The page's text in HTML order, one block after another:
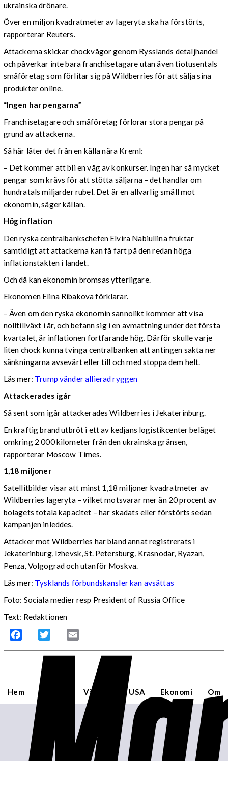
ukrainska drönare.
Över en miljon kvadratmeter av lageryta ska ha förstörts,
rapporterar Reuters.
Attackerna skickar chockvågor genom Rysslands detaljhandel
och påverkar inte bara franchisetagare utan även tiotusentals
småföretag som förlitar sig på Wildberries för att sälja sina
produkter online.
“Ingen har pengarna”
Franchisetagare och småföretag förlorar stora pengar på
grund av attackerna.
Så här låter det från en källa nära Kreml:
– Det kommer att bli en våg av konkurser. Ingen har så mycket
pengar som krävs för att stötta säljarna – det handlar om
hundratals miljarder rubel. Det är en allvarlig smäll mot
ekonomin, säger källan.
Hög inflation
Den ryska centralbankschefen Elvira Nabiullina fruktar
samtidigt att attackerna kan få fart på den redan höga
inflationstakten i landet.
Och då kan ekonomin bromsas ytterligare.
Ekonomen Elina Ribakova förklarar.
– Även om den ryska ekonomin sannolikt kommer att visa
nolltillväxt i år, och befann sig i en avmattning under det första
kvartalet, är inflationen fortfarande hög. Därför skulle varje
liten chock kunna tvinga centralbanken att antingen sakta ner
sänkningarna avsevärt eller till och med stoppa dem helt.
Läs mer: Trump vänder allierad ryggen
Attackerades igår
Så sent som igår attackerades Wildberries i Jekaterinburg.
En kraftig brand utbröt i ett av kedjans logistikcenter beläget
omkring 2 000 kilometer från den ukrainska gränsen,
rapporterar Moscow Times.
1,18 miljoner
Satellitbilder visar att minst 1,18 miljoner kvadratmeter av
Wildberries lageryta – vilket motsvarar mer än 20 procent av
bolagets totala kapacitet – har skadats eller förstörts sedan
kampanjen inleddes.
Attacker mot Wildberries har bland annat registrerats i
Jekaterinburg, Izhevsk, St. Petersburg, Krasnodar, Ryazan,
Penza, Volgograd och utanför Moskva.
Läs mer: Tysklands förbundskansler kan avsättas
Foto: Sociala medier resp President of Russia Office
Text: Redaktionen
Facebook Twitter
Hem Världen USA Ekonomi Om